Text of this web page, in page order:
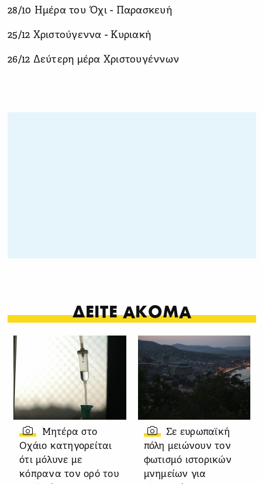
28/10 Ημέρα του Όχι - Παρασκευή
25/12 Χριστούγεννα - Κυριακή
26/12 Δεύτερη μέρα Χριστουγέννων
ΔΕΙΤΕ ΑΚΟΜΑ
Μητέρα στο
Οχάιο κατηγορείται
ότι μόλυνε με
κόπρανα τον ορό του
Σε ευρωπαϊκή
πόλη μειώνουν τον
φωτισμό ιστορικών
μνημείων για